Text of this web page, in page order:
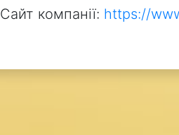
Сайт компанії: https://